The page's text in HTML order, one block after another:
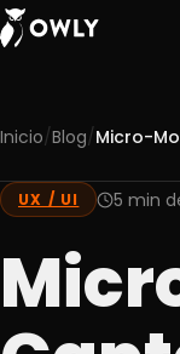
02
Inicio/Blog/Micro-
UX / UI 5 min